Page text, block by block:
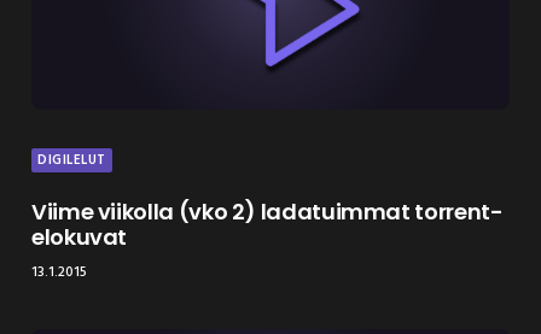
DIGILELUT
Viime viikolla (vko 2) ladatuimmat torrent-
elokuvat
13.1.2015